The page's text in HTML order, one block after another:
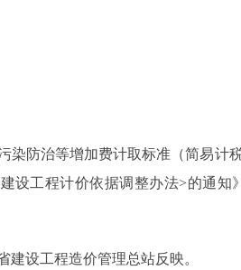
染防治等增加费计取标准（简易计
设工程计价依据调整办法>的通知
建设工程造价管理总站反映。